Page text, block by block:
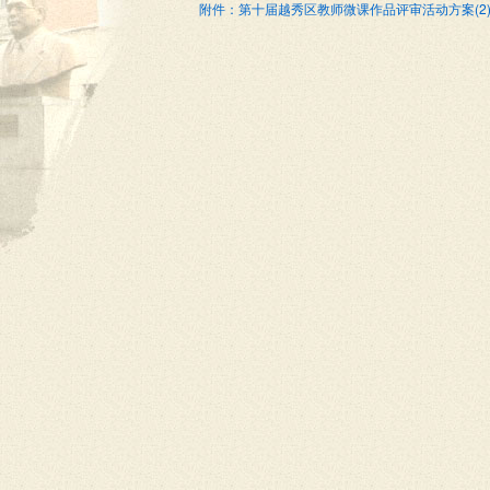
附件：第十届越秀区教师微课作品评审活动方案